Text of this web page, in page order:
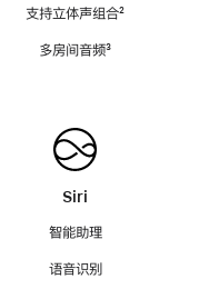
支持立体声组合脚
²
多房间音频脚
³
Siri
智能助理
语音识别